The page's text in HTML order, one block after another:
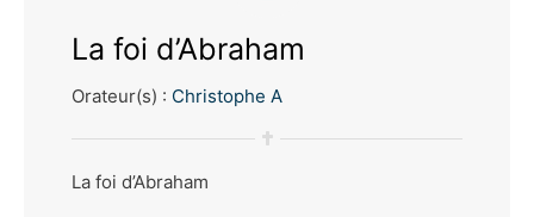
La foi d’Abraham
Orateur(s) : Christophe A
La foi d’Abraham